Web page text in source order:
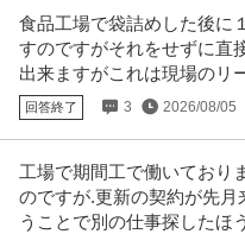
食品工場で袋詰めした後に
すのですがそれをせずに直
出来ますがこれは現場のリ
ではすみませんか？
回答終了 3 2026/08/05
工場で期間工で働いており
のですが.更新の契約が先
うことで別の仕事探したほ